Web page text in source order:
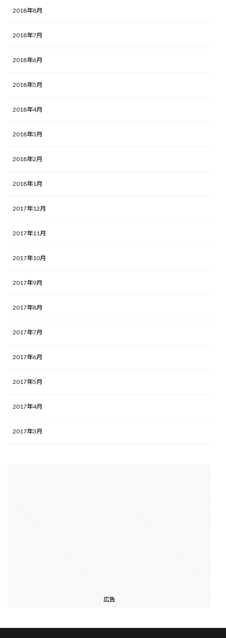
2018年8月
2018年7月
2018年6月
2018年5月
2018年4月
2018年3月
2018年2月
2018年1月
2017年12月
2017年11月
2017年10月
2017年9月
2017年8月
2017年7月
2017年6月
2017年5月
2017年4月
2017年3月
広告